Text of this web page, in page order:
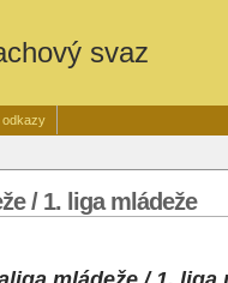
svaz
odkazy
/ 1. liga mládeže